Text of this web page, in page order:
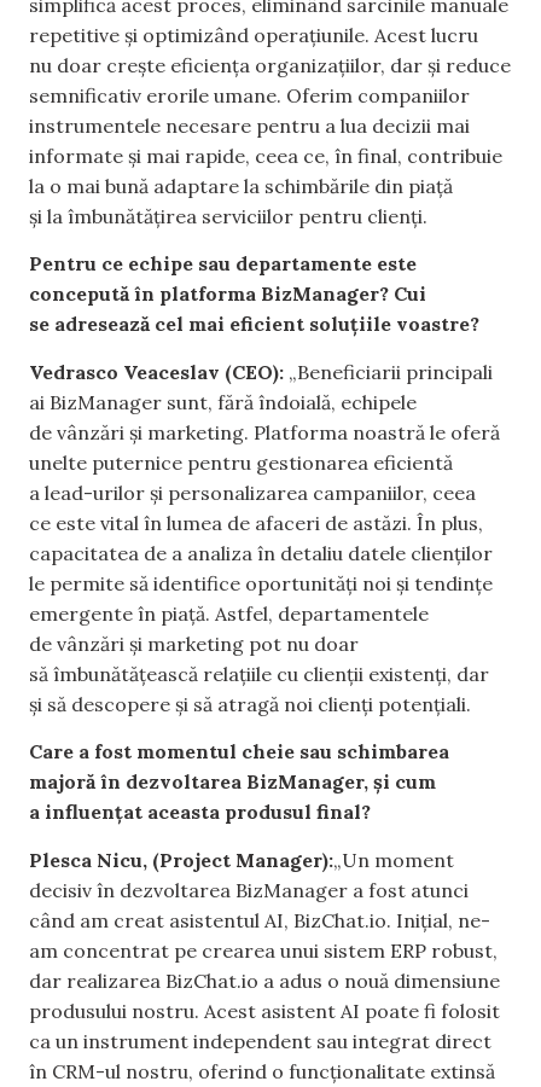
simplifică acest proces, eliminând sarcinile manuale
repetitive și optimizând operațiunile. Acest lucru
nu doar crește eficiența organizațiilor, dar și reduce
semnificativ erorile umane. Oferim companiilor
instrumentele necesare pentru a lua decizii mai
informate și mai rapide, ceea ce, în final, contribuie
la o mai bună adaptare la schimbările din piață
și la îmbunătățirea serviciilor pentru clienți.
Pentru ce echipe sau departamente este
concepută în platforma BizManager? Cui
se adresează cel mai eficient soluțiile voastre?
Vedrasco Veaceslav (CEO): „Beneficiarii principali
ai BizManager sunt, fără îndoială, echipele
de vânzări și marketing. Platforma noastră le oferă
unelte puternice pentru gestionarea eficientă
a lead-urilor și personalizarea campaniilor, ceea
ce este vital în lumea de afaceri de astăzi. În plus,
capacitatea de a analiza în detaliu datele clienților
le permite să identifice oportunități noi și tendințe
emergente în piață. Astfel, departamentele
de vânzări și marketing pot nu doar
să îmbunătățească relațiile cu clienții existenți, dar
și să descopere și să atragă noi clienți potențiali.
Care a fost momentul cheie sau schimbarea
majoră în dezvoltarea BizManager, și cum
a influențat aceasta produsul final?
Plesca Nicu, (Project Manager):„Un moment
decisiv în dezvoltarea BizManager a fost atunci
când am creat asistentul AI, BizChat.io. Inițial, ne-
am concentrat pe crearea unui sistem ERP robust,
dar realizarea BizChat.io a adus o nouă dimensiune
produsului nostru. Acest asistent AI poate fi folosit
ca un instrument independent sau integrat direct
în CRM-ul nostru, oferind o funcționalitate extinsă